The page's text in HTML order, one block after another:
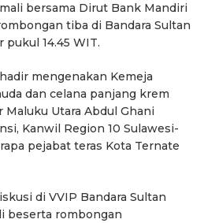
bersama Dirut Bank Mandiri
tiba di Bandara Sultan
14.45 WIT.
mengenakan Kemeja
dan celana panjang krem
Utara Abdul Ghani
Kanwil Region 10 Sulawesi-
pejabat teras Kota Ternate
di VVIP Bandara Sultan
beserta rombongan